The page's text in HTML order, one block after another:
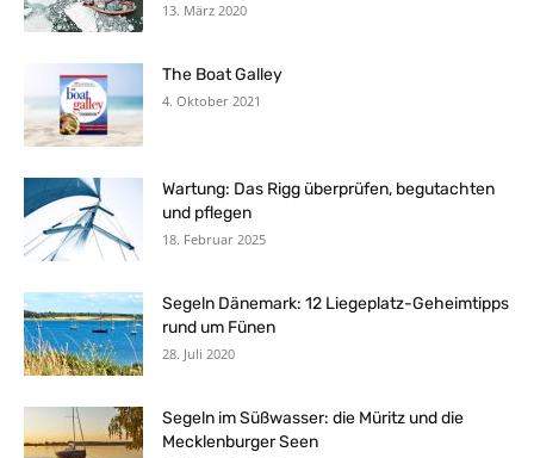
13. März 2020
The Boat Galley
4. Oktober 2021
Wartung: Das Rigg überprüfen, begutachten
und pflegen
18. Februar 2025
Segeln Dänemark: 12 Liegeplatz-Geheimtipps
rund um Fünen
28. Juli 2020
Segeln im Süßwasser: die Müritz und die
Mecklenburger Seen